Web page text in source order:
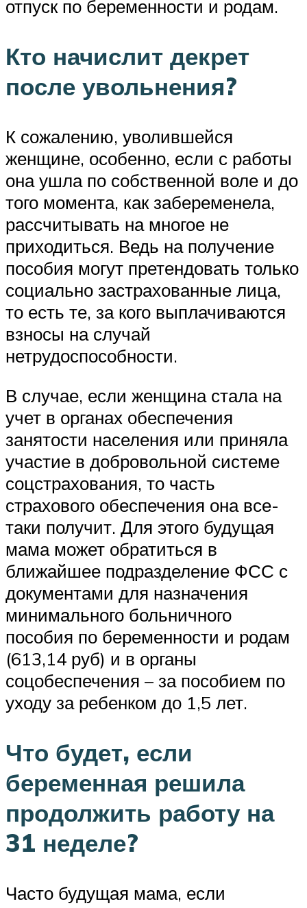
отпуск по беременности и родам.
Кто начислит декрет
после увольнения?
К сожалению, уволившейся
женщине, особенно, если с работы
она ушла по собственной воле и до
того момента, как забеременела,
рассчитывать на многое не
приходиться. Ведь на получение
пособия могут претендовать только
социально застрахованные лица,
то есть те, за кого выплачиваются
взносы на случай
нетрудоспособности.
В случае, если женщина стала на
учет в органах обеспечения
занятости населения или приняла
участие в добровольной системе
соцстрахования, то часть
страхового обеспечения она все-
таки получит. Для этого будущая
мама может обратиться в
ближайшее подразделение ФСС с
документами для назначения
минимального больничного
пособия по беременности и родам
(613,14 руб) и в органы
соцобеспечения – за пособием по
уходу за ребенком до 1,5 лет.
Что будет, если
беременная решила
продолжить работу на
31 неделе?
Часто будущая мама, если